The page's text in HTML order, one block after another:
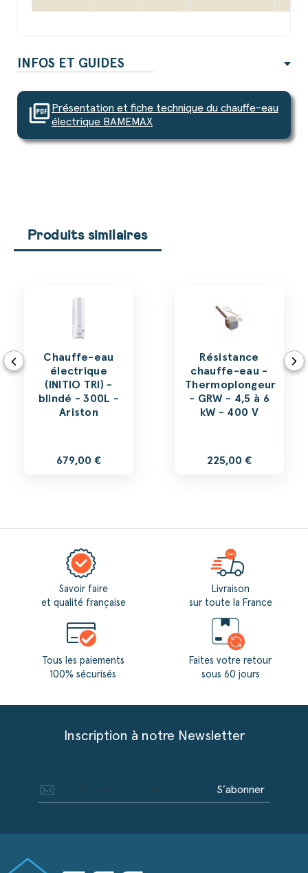
INFOS ET GUIDES
picture_as_pdf Présentation et fiche technique du chauffe-eau
électrique BAMEMAX
Produits similaires
Chauffe-eau
électrique
(INITIO TRI) -
blindé - 300L -
Ariston
679,00 €
Résistance
chauffe-eau -
Thermoplongeur
- GRW - 4,5 à 6
kW - 400 V
225,00 €
Savoir faire
et qualité française
Tous les paiements
100% sécurisés
Livraison
sur toute la France
Faites votre retour
sous 60 jours
Inscription à notre Newsletter
S’abonner